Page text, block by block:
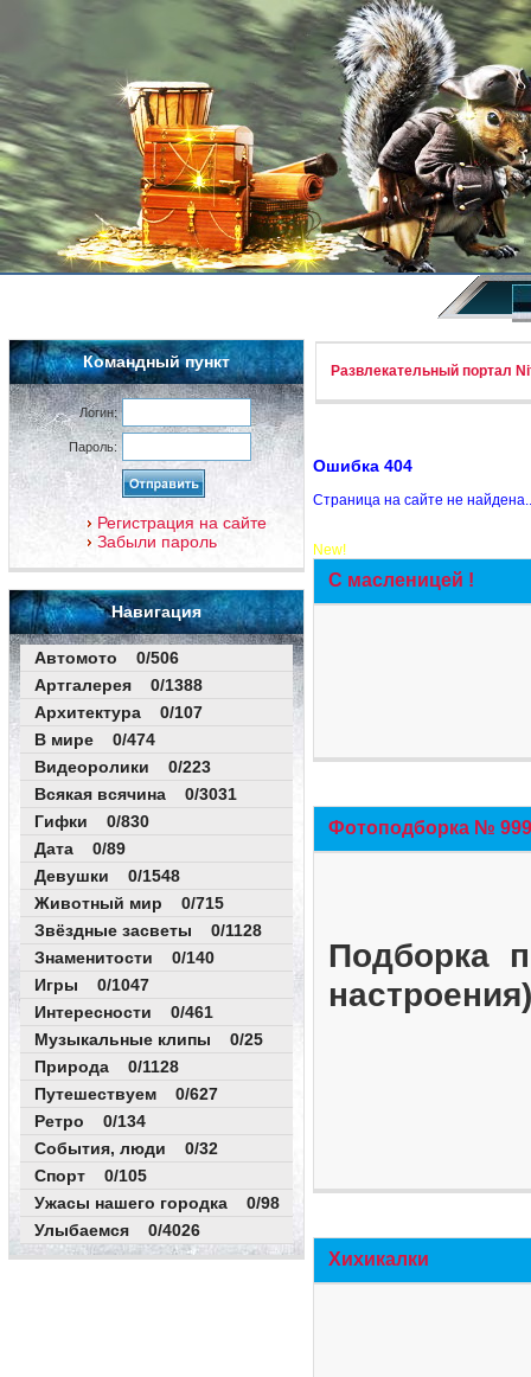
Командный пункт
Логин:
Пароль:
Регистрация на сайте
Забыли пароль
Навигация
Автомото 0/506
Артгалерея 0/1388
Архитектура 0/107
В мире 0/474
Видеоролики 0/223
Всякая всячина 0/3031
Гифки 0/830
Дата 0/89
Девушки 0/1548
Животный мир 0/715
Звёздные засветы 0/1128
Знаменитости 0/140
Игры 0/1047
Интересности 0/461
Музыкальные клипы 0/25
Природа 0/1128
Путешествуем 0/627
Ретро 0/134
События, люди 0/32
Спорт 0/105
Ужасы нашего городка 0/98
Улыбаемся 0/4026
Развлекательный портал
Ошибка 404
Страница на сайте не
New!
С масленицей !
Фотоподборка №
Подборка
Хихикалки